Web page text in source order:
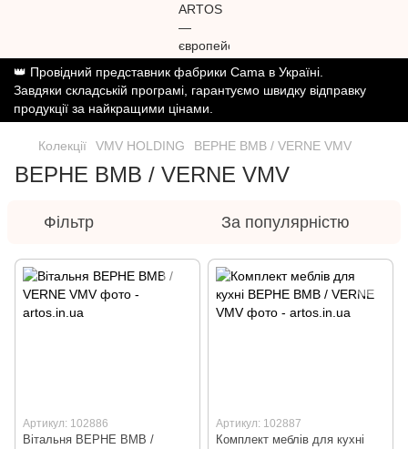
👑 Провідний представник фабрики Cama в Україні.
Завдяки складській програмі, гарантуємо швидку відправку
продукції за найкращими цінами.
Колекції VMV HOLDING ВЕРНЕ ВМВ / VERNE VMV
ВЕРНЕ ВМВ / VERNE VMV
Фільтр За популярністю
Артикул: 102886
Вітальня ВЕРНЕ ВМВ /
Артикул: 102887
Комплект меблів для кухні